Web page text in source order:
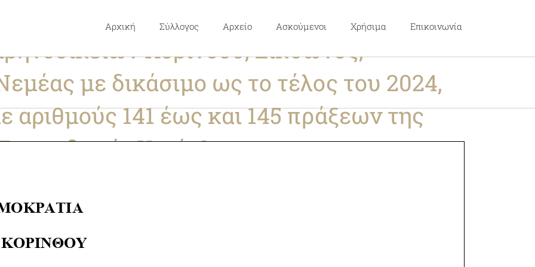
Αρχική Σύλλογος Αρχείο Ασκούμενοι Χρήσιμα Επικοινωνία
δικασίμων για τις υποθέσεις των
Κορίνθου, Σικυώνος,
με δικάσιμο ως το τέλος του 2024,
αριθμούς 141 έως και 145 πράξεων της
Κορίνθου